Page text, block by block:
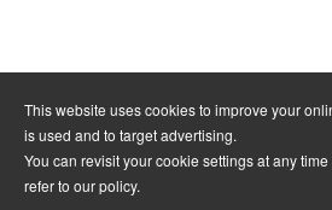
This website uses cookies to improve your
is used and to target advertising.
You can revisit your cookie settings at any
refer to our policy.